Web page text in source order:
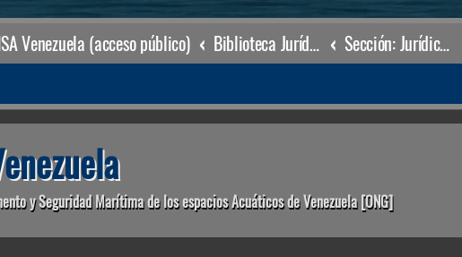
Venezuela (acceso público) Biblioteca Jurídica • Dr. Francisco Villarroel • Sección: Jurídico Marítimo
y Seguridad Marítima de los espacios Acuáticos de Venezuela [ONG]